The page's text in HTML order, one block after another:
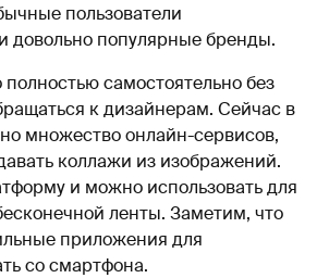
пользователи
довольно популярные бренды.
самостоятельно без
к дизайнерам. Сейчас в
множество онлайн-сервисов,
коллажи из изображений.
и можно использовать для
ленты. Заметим, что
приложения для
со смартфона.